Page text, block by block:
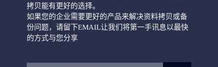
HD CyCLONE II 300
拷贝能有更好的选择。
如果您的企业需要更好的产品来解决资料拷贝或备
份问题，请留下EMAIL让我们将第一手讯息以最快
的方式与您分享